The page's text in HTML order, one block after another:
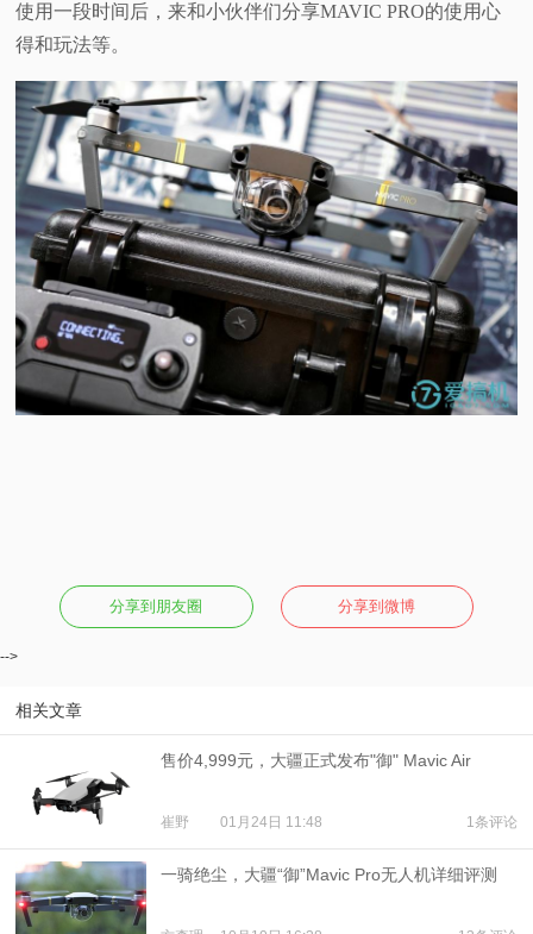
使用一段时间后，来和小伙伴们分享MAVIC PRO的使用心
得和玩法等。
分享到朋友圈 分享到微博
-->
相关文章
售价4,999元，大疆正式发布"御" Mavic Air
崔野 01月24日 11:48 1条评论
一骑绝尘，大疆“御”Mavic Pro无人机详细评测